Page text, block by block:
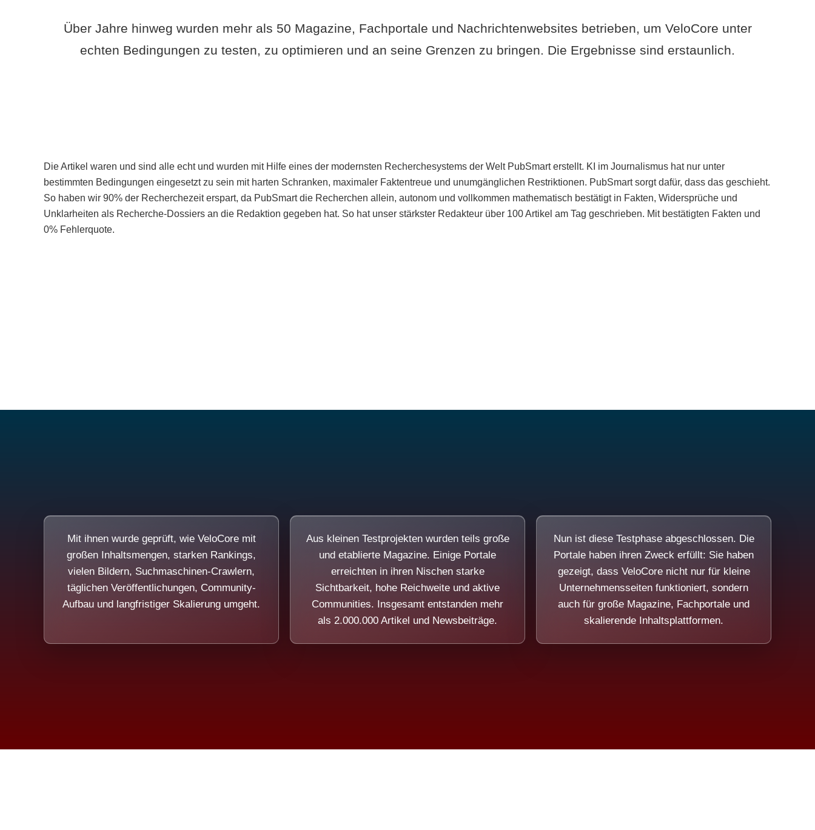
Über Jahre hinweg wurden mehr als 50 Magazine, Fachportale und Nachrichtenwebsites betrieben, um VeloCore unter
echten Bedingungen zu testen, zu optimieren und an seine Grenzen zu bringen. Die Ergebnisse sind erstaunlich.
Die Artikel waren und sind alle echt und wurden mit Hilfe eines der modernsten Recherchesystems der Welt PubSmart erstellt. KI im Journalismus hat nur unter
bestimmten Bedingungen eingesetzt zu sein mit harten Schranken, maximaler Faktentreue und unumgänglichen Restriktionen. PubSmart sorgt dafür, dass das geschieht.
So haben wir 90% der Recherchezeit erspart, da PubSmart die Recherchen allein, autonom und vollkommen mathematisch bestätigt in Fakten, Widersprüche und
Unklarheiten als Recherche-Dossiers an die Redaktion gegeben hat. So hat unser stärkster Redakteur über 100 Artikel am Tag geschrieben. Mit bestätigten Fakten und
0% Fehlerquote.
Mit ihnen wurde geprüft, wie VeloCore mit
großen Inhaltsmengen, starken Rankings,
vielen Bildern, Suchmaschinen-Crawlern,
täglichen Veröffentlichungen, Community-
Aufbau und langfristiger Skalierung umgeht.
Aus kleinen Testprojekten wurden teils große
und etablierte Magazine. Einige Portale
erreichten in ihren Nischen starke
Sichtbarkeit, hohe Reichweite und aktive
Communities. Insgesamt entstanden mehr
als 2.000.000 Artikel und Newsbeiträge.
Nun ist diese Testphase abgeschlossen. Die
Portale haben ihren Zweck erfüllt: Sie haben
gezeigt, dass VeloCore nicht nur für kleine
Unternehmensseiten funktioniert, sondern
auch für große Magazine, Fachportale und
skalierende Inhaltsplattformen.